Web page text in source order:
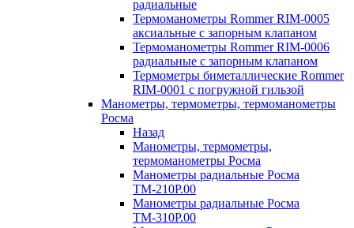
радиальные
Термоманометры Rommer RIM-0005
аксиальные с запорным клапаном
Термоманометры Rommer RIM-0006
радиальные с запорным клапаном
Термометры биметаллические Rommer
RIM-0001 с погружной гильзой
Манометры, термометры, термоманометры
Росма
Назад
Манометры, термометры,
термоманометры Росма
Манометры радиальные Росма
ТМ-210P.00
Манометры радиальные Росма
ТМ-310P.00